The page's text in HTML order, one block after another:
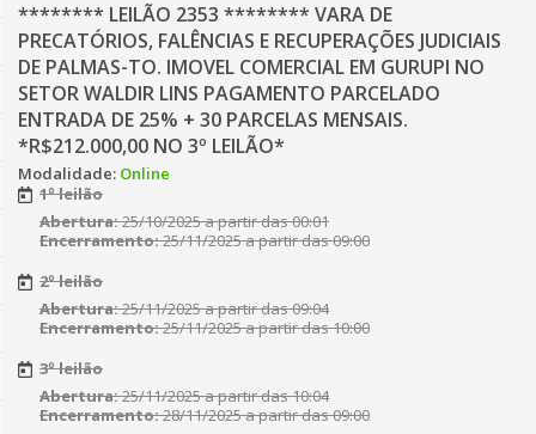
******** LEILÃO 2353 ******** VARA DE
PRECATÓRIOS, FALÊNCIAS E RECUPERAÇÕES JUDICIAIS
DE PALMAS-TO. IMOVEL COMERCIAL EM GURUPI NO
SETOR WALDIR LINS PAGAMENTO PARCELADO
ENTRADA DE 25% + 30 PARCELAS MENSAIS.
*R$212.000,00 NO 3º LEILÃO*
Modalidade: Online
1º leilão
Abertura:25/10/2025 a partir das 00:01
Encerramento:25/11/2025 a partir das 09:00
2º leilão
Abertura:25/11/2025 a partir das 09:04
Encerramento:25/11/2025 a partir das 10:00
3º leilão
Abertura:25/11/2025 a partir das 10:04
Encerramento:28/11/2025 a partir das 09:00